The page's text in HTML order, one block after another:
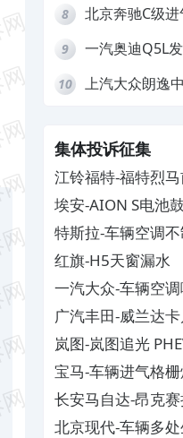
8
北京奔驰C级
9
一汽奥迪Q5L
10
上汽大众朗逸
集体投诉征集
江铃福特-福特烈
埃安-AION S电池
特斯拉-车辆空调
红旗-H5天窗漏水
一汽大众-车辆空
广汽丰田-威兰达
磁
岚图-岚图追光
置与功能
宝马-车辆进气格
长安马自达-昂克
锈
北京现代-车辆多